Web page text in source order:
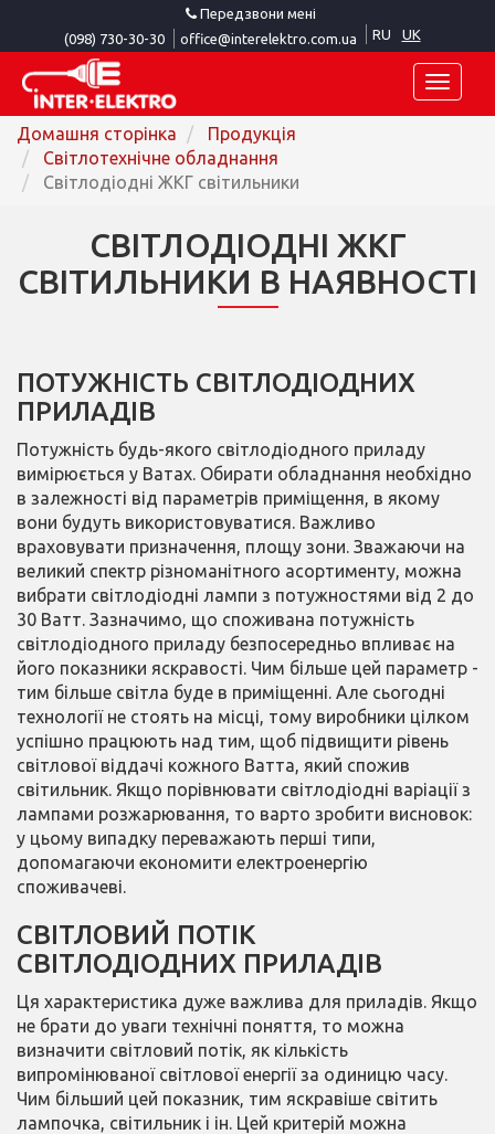
Передзвони мені
(098) 730-30-30
office@interelektro.com.ua RU UK
Toggle
Домашня сторінка
Продукція
Світлотехнічне обладнання
Світлодіодні ЖКГ світильники
СВІТЛОДІОДНІ ЖКГ
СВІТИЛЬНИКИ В НАЯВНОСТІ
ПОТУЖНІСТЬ СВІТЛОДІОДНИХ
ПРИЛАДІВ
Потужність будь-якого світлодіодного приладу
вимірюється у Ватах. Обирати обладнання необхідно
в залежності від параметрів приміщення, в якому
вони будуть використовуватися. Важливо
враховувати призначення, площу зони. Зважаючи на
великий спектр різноманітного асортименту, можна
вибрати світлодіодні лампи з потужностями від 2 до
30 Ватт. Зазначимо, що споживана потужність
світлодіодного приладу безпосередньо впливає на
його показники яскравості. Чим більше цей параметр -
тим більше світла буде в приміщенні. Але сьогодні
технології не стоять на місці, тому виробники цілком
успішно працюють над тим, щоб підвищити рівень
світлової віддачі кожного Ватта, який спожив
світильник. Якщо порівнювати світлодіодні варіації з
лампами розжарювання, то варто зробити висновок:
у цьому випадку переважають перші типи,
допомагаючи економити електроенергію
споживачеві.
СВІТЛОВИЙ ПОТІК
СВІТЛОДІОДНИХ ПРИЛАДІВ
Ця характеристика дуже важлива для приладів. Якщо
не брати до уваги технічні поняття, то можна
визначити світловий потік, як кількість
випромінюваної світлової енергії за одиницю часу.
Чим більший цей показник, тим яскравіше світить
лампочка, світильник і ін. Цей критерій можна